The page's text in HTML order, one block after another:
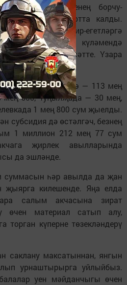
елыбыз үзенең борчу-
белән артта калды.
ир-егетләргә
җирлек күләмендә
активлык күрсәтте. Үзара
булды.
салым Кадердә — 113 мең
мең 600, Туңылҗада — 30 мең,
1 мең 800 сум җыелды.
субсидия дә өстәлгәч, безнең
1 миллион 212 мең 77 сум
җирлек авылларында
да эшләнде.
суммасын һәр авылда да җан
килешенде. Яңа елда
салым акчасына зират
өчен материал сатып алу,
күперне төзекләндерү
саклану максатыннан, янгын
урнаштырырга уйлыйбыз.
уен мәйданчыгы өчен